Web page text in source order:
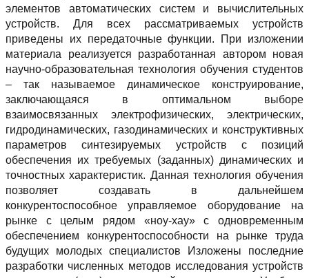
элементов автоматических систем и вычислительных
устройств. Для всех рассматриваемых устройств
приведены их передаточные функции. При изложении
материала реализуется разработанная автором новая
научно-образовательная технология обучения студентов
– так называемое динамическое конструирование,
заключающаяся в оптимальном выборе
взаимосвязанных электрофизических, электрических,
гидродинамических, газодинамических и конструктивных
параметров синтезируемых устройств с позиций
обеспечения их требуемых (заданных) динамических и
точностных характеристик. Данная технология обучения
позволяет создавать в дальнейшем
конкурентоспособное управляемое оборудование на
рынке с целым рядом «ноу-хау» с одновременным
обеспечением конкурентоспособности на рынке труда
будущих молодых специалистов Изложены последние
разработки численных методов исследования устройств